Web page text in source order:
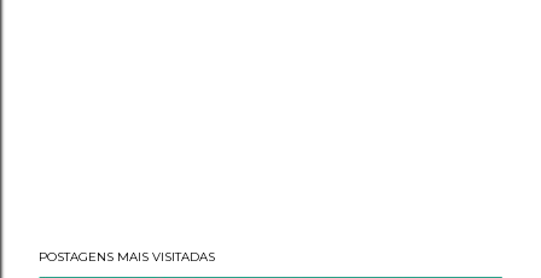
POSTAGENS MAIS VISITADAS